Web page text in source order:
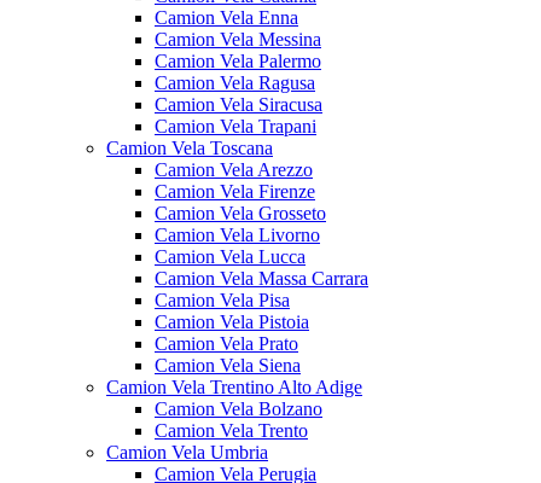
Camion Vela Enna
Camion Vela Messina
Camion Vela Palermo
Camion Vela Ragusa
Camion Vela Siracusa
Camion Vela Trapani
Camion Vela Toscana
Camion Vela Arezzo
Camion Vela Firenze
Camion Vela Grosseto
Camion Vela Livorno
Camion Vela Lucca
Camion Vela Massa Carrara
Camion Vela Pisa
Camion Vela Pistoia
Camion Vela Prato
Camion Vela Siena
Camion Vela Trentino Alto Adige
Camion Vela Bolzano
Camion Vela Trento
Camion Vela Umbria
Camion Vela Perugia